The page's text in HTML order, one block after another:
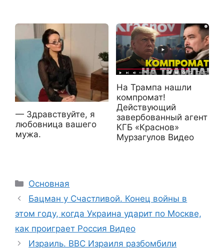
— Здравствуйте, я
любовница вашего
мужа.
На Трампа нашли
компромат!
Действующий
завербованный агент
КГБ «Краснов»
Мурзагулов Видео
Рубрики
Основная
Бацман у Счастливой. Конец войны в
этом году, когда Украина ударит по Москве,
как проиграет Россия Видео
Израиль. ВВС Израиля разбомбили